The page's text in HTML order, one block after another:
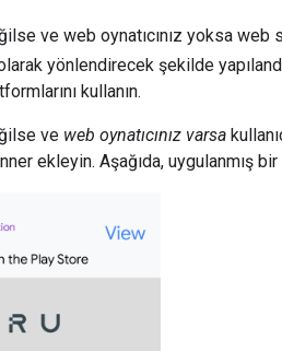
ve web oynatıcınız yoksa
yönlendirecek şekilde
kullanın.
ve web oynatıcınız varsa
ekleyin. Aşağıda, uygulanmış